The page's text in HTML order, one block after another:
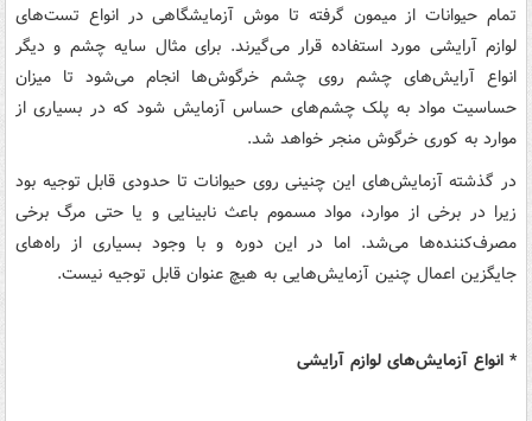
تمام حیوانات از میمون گرفته تا موش آزمایشگاهی در انواع تست‌های
لوازم آرایشی مورد استفاده قرار می‌گیرند. برای مثال سایه چشم و دیگر
انواع آرایش‌های چشم روی چشم خرگوش‌ها انجام می‌شود تا میزان
حساسیت مواد به پلک چشم‌های حساس آزمایش شود که در بسیاری از
موارد به کوری خرگوش منجر خواهد شد.
در گذشته آزمایش‌های این چنینی روی حیوانات تا حدودی قابل توجیه بود
زیرا در برخی از موارد، مواد مسموم باعث نابینایی و یا حتی مرگ برخی
مصرف‌کننده‌ها می‌شد. اما در این دوره و با وجود بسیاری از راه‌های
جایگزین اعمال چنین آزمایش‌هایی به هیچ عنوان قابل توجیه نیست.
* انواع آزمایش‌های لوازم آرایشی